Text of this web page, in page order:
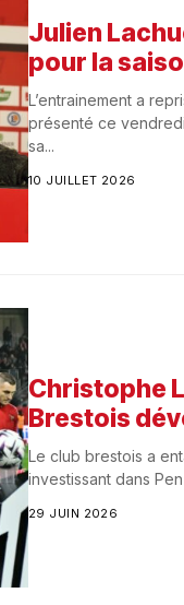
Julien
pour la
L’entrainement a
présenté ce
sa...
10 JUILLET 2026
Christophe
Brestois
Le club brestois a
investissant dans
29 JUIN 2026